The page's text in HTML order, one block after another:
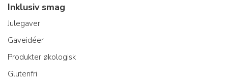
Inklusiv smag
Julegaver
Gaveidéer
Produkter økologisk
Glutenfri